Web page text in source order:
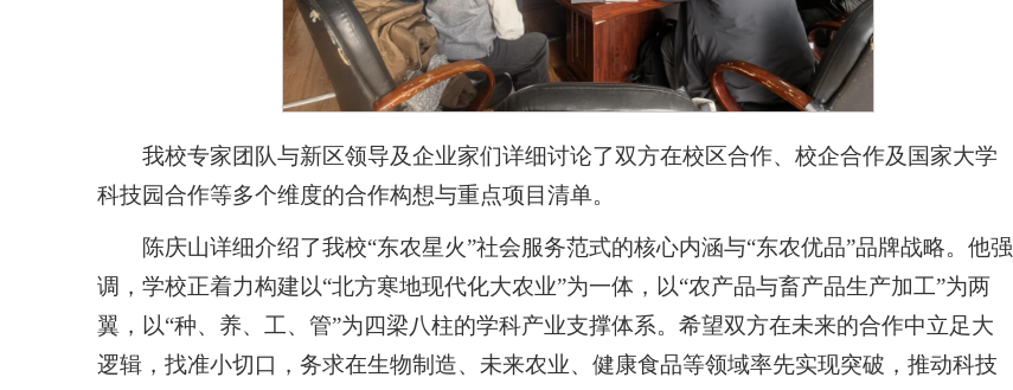
我校专家团队与新区领导及企业家们详细讨论了双方在校区合作、校企合作及国家大学
科技园合作等多个维度的合作构想与重点项目清单。
陈庆山详细介绍了我校“东农星火”社会服务范式的核心内涵与“东农优品”品牌战略。他强
调，学校正着力构建以“北方寒地现代化大农业”为一体，以“农产品与畜产品生产加工”为两
翼，以“种、养、工、管”为四梁八柱的学科产业支撑体系。希望双方在未来的合作中立足大
逻辑，找准小切口，务求在生物制造、未来农业、健康食品等领域率先实现突破，推动科技